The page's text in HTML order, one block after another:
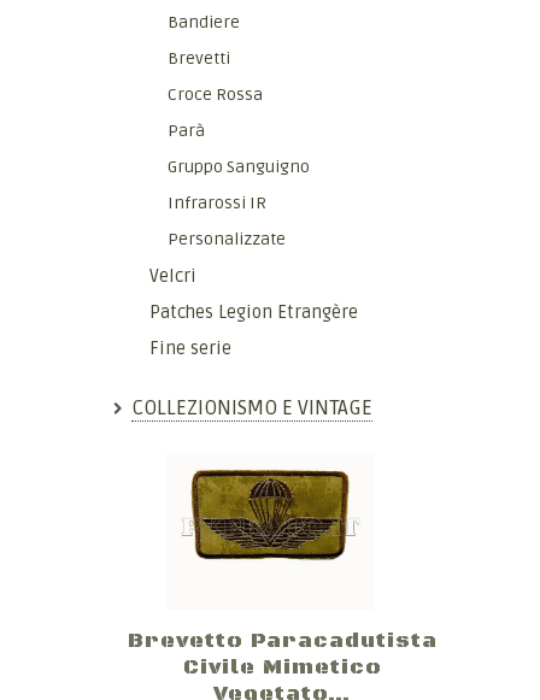
Bandiere
Brevetti
Croce Rossa
Parà
Gruppo Sanguigno
Infrarossi IR
Personalizzate
Velcri
Patches Legion Etrangère
Fine serie
COLLEZIONISMO E VINTAGE
Brevetto Paracadutista
Civile Mimetico
Vegetato...